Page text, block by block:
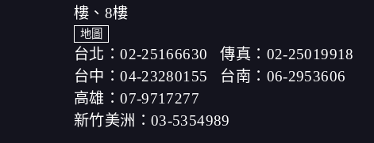
樓、8樓
地圖
台北：02-25166630
傳真：02-25019918
台中：04-23280155
台南：06-2953606
高雄：07-9717277
新竹美洲：03-5354989